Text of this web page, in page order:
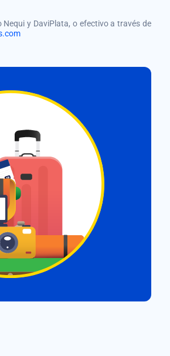
y DaviPlata, o efectivo a través de